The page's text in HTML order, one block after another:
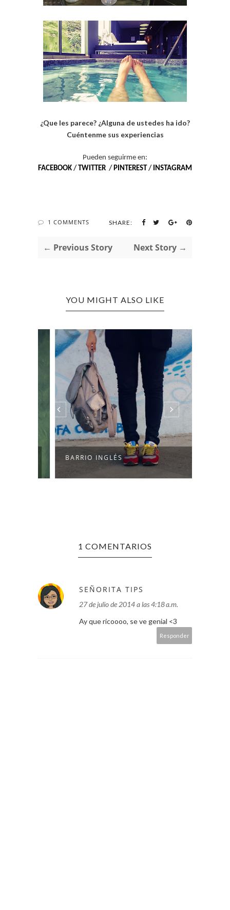
¿Que les parece? ¿Alguna de ustedes ha ido?
Cuéntenme sus experiencias
Pueden seguirme en:
FACEBOOK / TWITTER / PINTEREST / INSTAGRAM
1 COMMENTS SHARE:
← Previous Story Next Story →
YOU MIGHT ALSO LIKE
BARRIO INGLÉS
1 COMENTARIOS
SEÑORITA TIPS
27 de julio de 2014 a las 4:18 a.m.
Ay que ricoooo, se ve genial <3
Responder